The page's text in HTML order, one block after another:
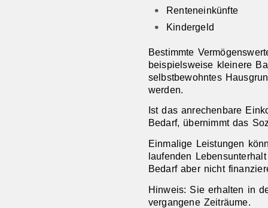
Renteneinkünfte
Kindergeld
Bestimmte
beispielsweise kleinere
selbstbewohntes
werden.
Ist das anrechenbare
Bedarf, übernimmt das
Einmalige Leistungen
laufenden
Bedarf aber nicht
Hinweis: Sie erhalten in
vergangene Zeiträume.